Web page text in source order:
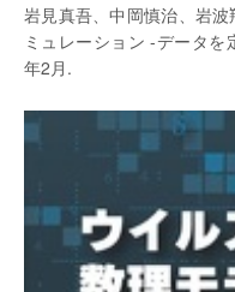
岩見真吾、中岡慎治、岩
ミュレーション -データ
年2月.